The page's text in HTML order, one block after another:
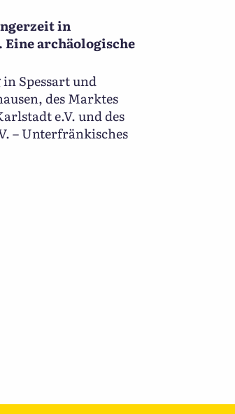
in
archäologische
Spessart und
des Marktes
e.V. und des
– Unterfränkisches